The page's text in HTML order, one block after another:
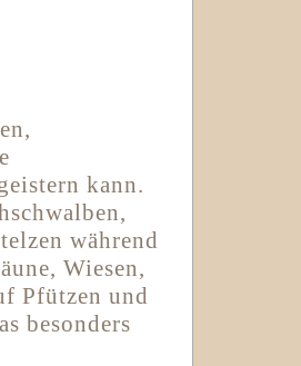
kann.
während
Wiesen,
Pfützen und
besonders